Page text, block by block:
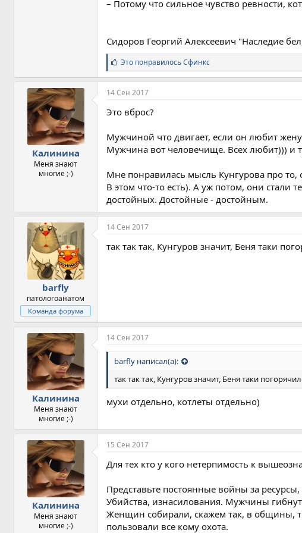
– Потому что сильное чувство ревности,
Сидоров Георгий Алексеевич "Наследие
С
и
м
п
т
и
:
Это понравилосьСфинкс
Калинина
Меня знают
многие ;-)
14 Сен 2017
Это вброс?
Мужчиной что двигает, если он любит
Мужчина вот человечище. Всех любит))) и
Мне понравилась мысль Кунгурова про то,
В этом что-то есть). А уж потом, они
достойных. Достойные - достойным.
barfly
патологоанатом
Команда форума
14 Сен 2017
так так так, Кунгуров значит, Беня таки
Калинина
Меня знают
многие ;-)
14 Сен 2017
barfly написал(а):
так так так, Кунгуров значит, Беня таки
мухи отдельно, котлеты отдельно)
Калинина
Меня знают
многие ;-)
15 Сен 2017
Для тех кто у кого нетерпимость к
Представьте постоянные войны за
Убийства, изнасилования. Мужчины
Женщин собирали, скажем так, в общины,
пользовали все кому охота.